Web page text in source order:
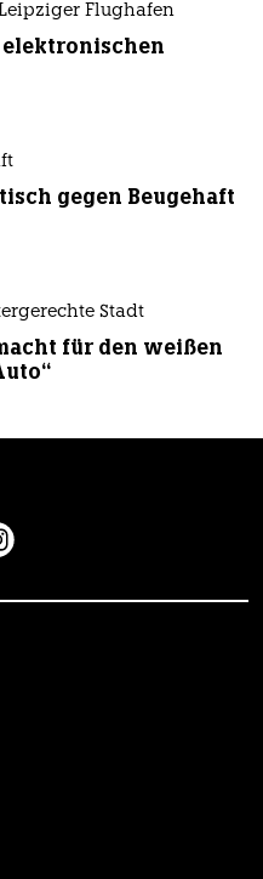
Flughafen
elektronischen
gegen Beugehaft
Stadt
für den weißen